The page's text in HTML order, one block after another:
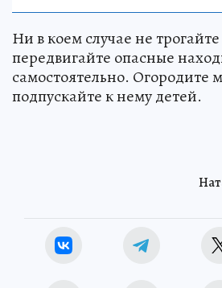
Ни в коем случае не
передвигайте опасные
самостоятельно. Огородите
подпускайте к нему детей.